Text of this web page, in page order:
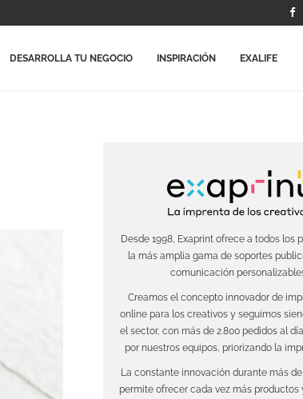
DESARROLLA TU NEGOCIO INSPIRACIÓN EXALIFE
Desde 1998, Exaprint ofrece a todos los
la más amplia gama de soportes
comunicación
Creamos el concepto innovador de
online para los creativos y seguimos
el sector, con más de 2.800 pedidos al
por nuestros equipos, priorizando la
La constante innovación durante más
permite ofrecer cada vez más productos